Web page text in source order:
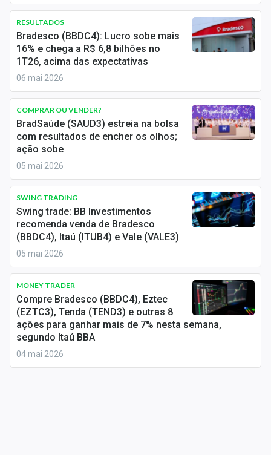
Internacional
Marketing
Tecnologia
Conteúdo de Marca
Sobre
Expediente
Contato
RESULTADOS
Bradesco (BBDC4): Lucro sobe mais
16% e chega a R$ 6,8 bilhões no
1T26, acima das expectativas
06 mai 2026
COMPRAR OU VENDER?
BradSaúde (SAUD3) estreia na bolsa
com resultados de encher os olhos;
ação sobe
05 mai 2026
SWING TRADING
Swing trade: BB Investimentos
recomenda venda de Bradesco
(BBDC4), Itaú (ITUB4) e Vale (VALE3)
05 mai 2026
MONEY TRADER
Compre Bradesco (BBDC4), Eztec
(EZTC3), Tenda (TEND3) e outras 8
ações para ganhar mais de 7% nesta semana,
segundo Itaú BBA
04 mai 2026